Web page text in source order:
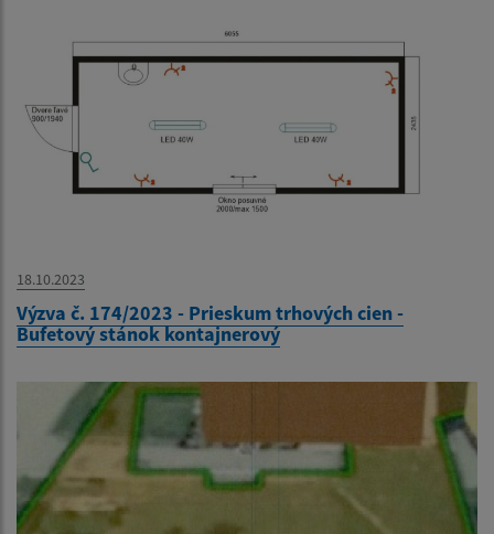
18.10.2023
Výzva č. 174/2023 - Prieskum trhových cien -
Bufetový stánok kontajnerový